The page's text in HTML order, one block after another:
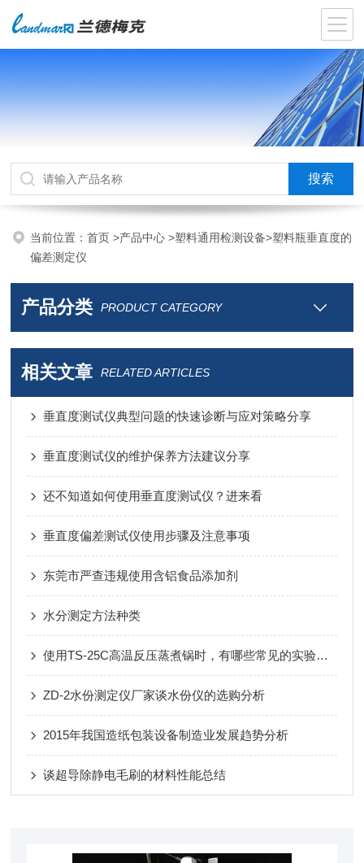
当前位置：首页>产品中心>塑料通用检测设备>塑料瓶垂直度的
偏差测定仪
产品分类 PRODUCT CATEGORY
相关文章 RELATED ARTICLES
垂直度测试仪典型问题的快速诊断与应对策略分享
垂直度测试仪的维护保养方法建议分享
还不知道如何使用垂直度测试仪？进来看
垂直度偏差测试仪使用步骤及注意事项
东莞市严查违规使用含铝食品添加剂
水分测定方法种类
使用TS-25C高温反压蒸煮锅时，有哪些常见的实验误差和如何规避？
ZD-2水份测定仪厂家谈水份仪的选购分析
2015年我国造纸包装设备制造业发展趋势分析
谈超导除静电毛刷的材料性能总结